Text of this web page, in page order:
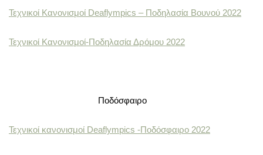
Τεχνικοί Κανονισμοί Deaflympics – Ποδηλασία Βουνού 2022
Τεχνικοί Κανονισμοί-Ποδηλασία Δρόμου 2022
Ποδόσφαιρο
Τεχνικοί κανονισμοί Deaflympics -Ποδόσφαιρο 2022